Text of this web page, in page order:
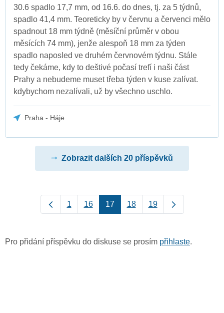
30.6 spadlo 17,7 mm, od 16.6. do dnes, tj. za 5 týdnů,
spadlo 41,4 mm. Teoreticky by v červnu a červenci mělo
spadnout 18 mm týdně (měsíční průměr v obou
měsících 74 mm), jenže alespoň 18 mm za týden
spadlo naposled ve druhém červnovém týdnu. Stále
tedy čekáme, kdy to deštivé počasí trefí i naši část
Prahy a nebudeme muset třeba týden v kuse zalívat.
kdybychom nezalívali, už by všechno uschlo.
Praha - Háje
Zobrazit dalších 20 příspěvků
1 16 17 18 19
Pro přidání příspěvku do diskuse se prosím přihlaste.